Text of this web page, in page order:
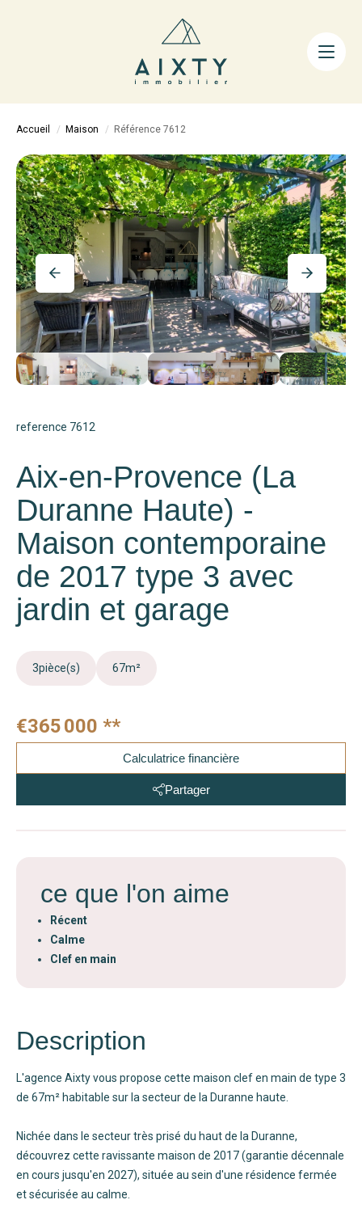
ACHETER
LA MÉTHODE
AIXTY & VOUS
Nos Agences
Nos Équipes
Nos Tarifs
Nos Biens Vendus
Notre City Guide
Accueil Maison Référence 7612
reference 7612
Aix-en-Provence (La
Duranne Haute) -
Maison contemporaine
de 2017 type 3 avec
jardin et garage
3pièce(s) 67m²
€365 000 **
Calculatrice financière
Partager
ce que l'on aime
Récent
Calme
Clef en main
Description
L'agence Aixty vous propose cette maison clef en main de type 3
de 67m² habitable sur la secteur de la Duranne haute.
Nichée dans le secteur très prisé du haut de la Duranne,
découvrez cette ravissante maison de 2017 (garantie décennale
en cours jusqu'en 2027), située au sein d'une résidence fermée
et sécurisée au calme.